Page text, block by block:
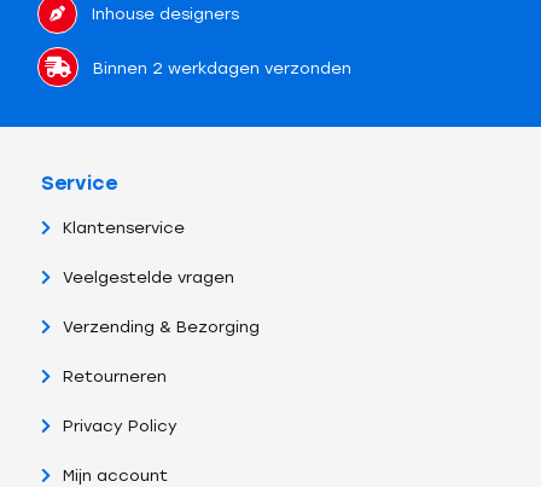
Inhouse designers
Binnen 2 werkdagen verzonden
Service
Klantenservice
Veelgestelde vragen
Verzending & Bezorging
Retourneren
Privacy Policy
Mijn account